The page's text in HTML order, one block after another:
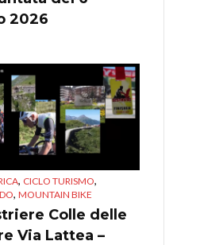
2026
, CICLO TURISMO,
, MOUNTAIN BIKE
Colle delle
Via Lattea –